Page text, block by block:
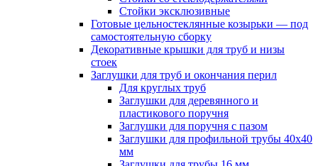
Стойки эксклюзивные
Готовые цельностеклянные козырьки — под
самостоятельную сборку
Декоративные крышки для труб и низы
стоек
Заглушки для труб и окончания перил
Для круглых труб
Заглушки для деревянного и
пластикового поручня
Заглушки для поручня с пазом
Заглушки для профильной трубы 40х40
мм